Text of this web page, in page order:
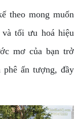
theo mong muốn
và tối ưu hoá hiệu
mơ của bạn trở
phê ấn tượng, đầy